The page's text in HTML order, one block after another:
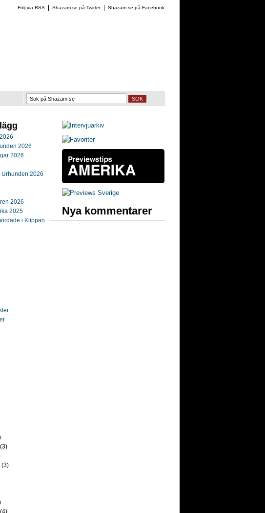
Shazam.se på Facebook
Shazam.se på Twitter
Följ via RSS
SÖK
2026
2026
2026
2026
2025
i Klippan
(3)
(3)
(4)
Nya kommentarer